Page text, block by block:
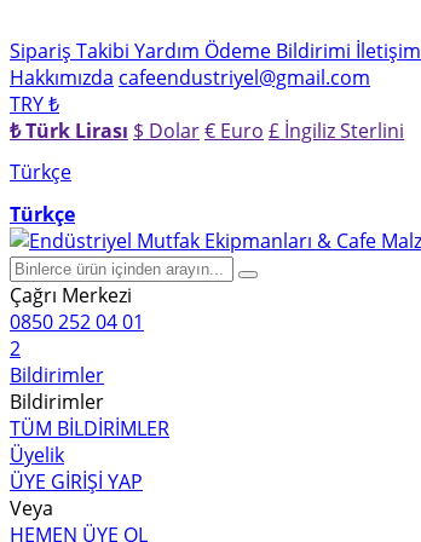
Sipariş Takibi Yardım Ödeme Bildirimi İletişim
Hakkımızda cafeendustriyel@gmail.com
TRY ₺
₺ Türk Lirası $ Dolar€ Euro £ İngiliz Sterlini
Türkçe
Türkçe
Çağrı Merkezi
0850 252 04 01
2
Bildirimler
Bildirimler
TÜM BİLDİRİMLER
Üyelik
ÜYE GİRİŞİ YAP
Veya
HEMEN ÜYE OL